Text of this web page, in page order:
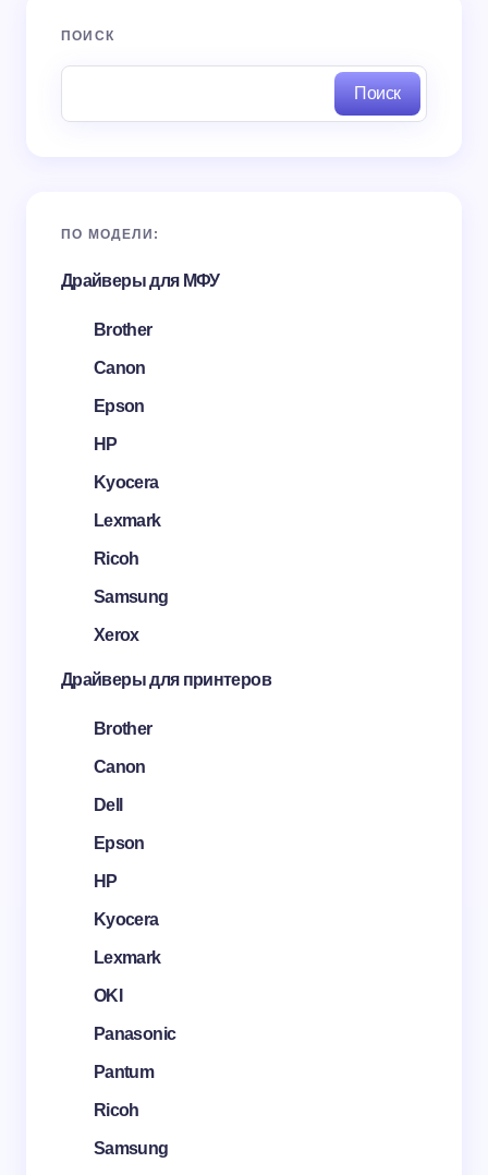
ПОИСК
Поиск
ПО МОДЕЛИ:
Драйверы для МФУ
Brother
Canon
Epson
HP
Kyocera
Lexmark
Ricoh
Samsung
Xerox
Драйверы для принтеров
Brother
Canon
Dell
Epson
HP
Kyocera
Lexmark
OKI
Panasonic
Pantum
Ricoh
Samsung